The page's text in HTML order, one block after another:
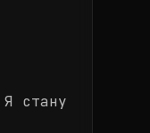
стану